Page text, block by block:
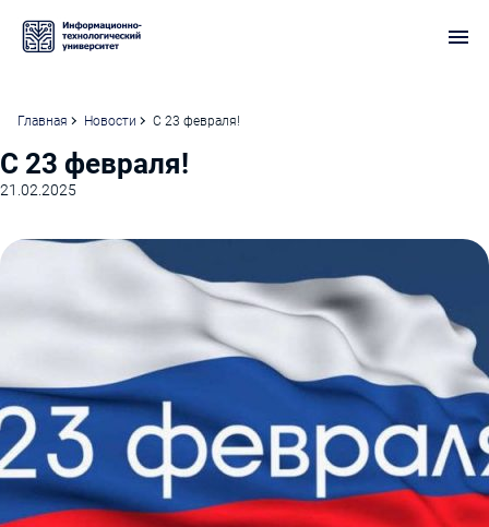
Главная Новости С 23 февраля!
С 23 февраля!
21.02.2025